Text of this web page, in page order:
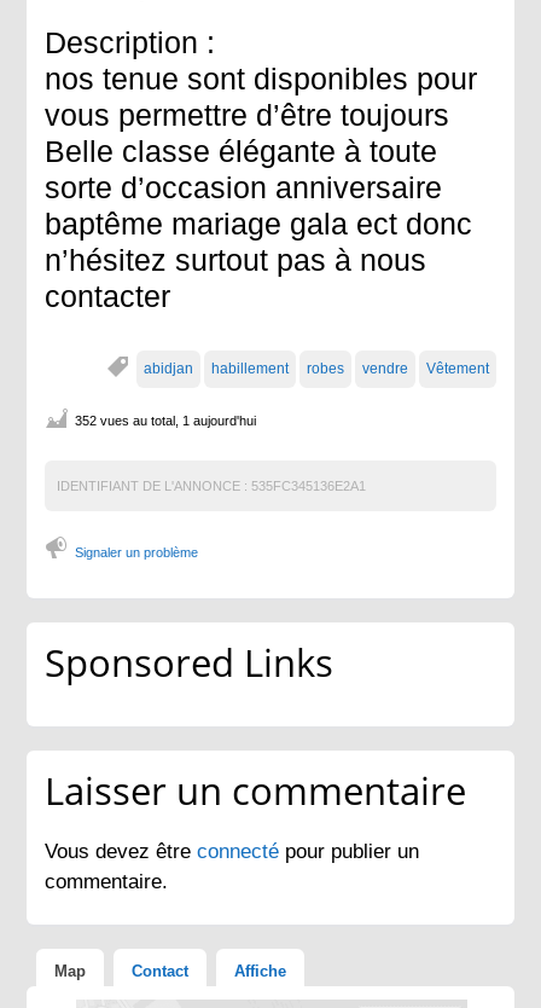
Description :
nos tenue sont disponibles pour
vous permettre d’être toujours
Belle classe élégante à toute
sorte d’occasion anniversaire
baptême mariage gala ect donc
n’hésitez surtout pas à nous
contacter
abidjan habillement robes vendre Vêtement
352 vues au total, 1 aujourd'hui
IDENTIFIANT DE L'ANNONCE : 535FC345136E2A1
Signaler un problème
Sponsored Links
Laisser un commentaire
Vous devez êtreconnecté pour publier un
commentaire.
Map Contact Affiche